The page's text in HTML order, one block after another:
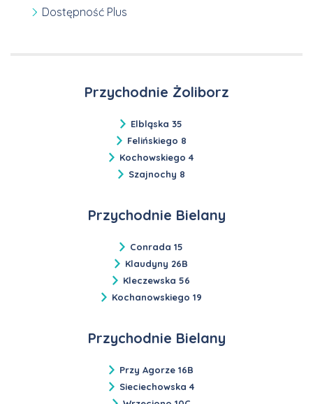
Dostępność Plus
Przychodnie Żoliborz
Elbląska 35
Felińskiego 8
Kochowskiego 4
Szajnochy 8
Przychodnie Bielany
Conrada 15
Klaudyny 26B
Kleczewska 56
Kochanowskiego 19
Przychodnie Bielany
Przy Agorze 16B
Sieciechowska 4